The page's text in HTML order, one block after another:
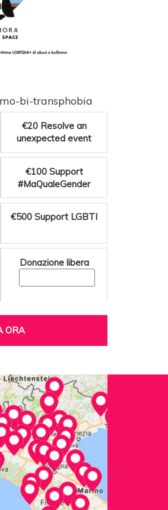
bi-transphobia
€20 Resolve an
unexpected event
€100 Support
#MaQualeGender
€500 Support LGBTI
Donazione libera
ORA